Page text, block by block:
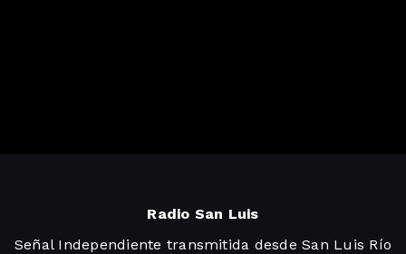
Radio San Luis
Señal Independiente transmitida desde San Luis Río